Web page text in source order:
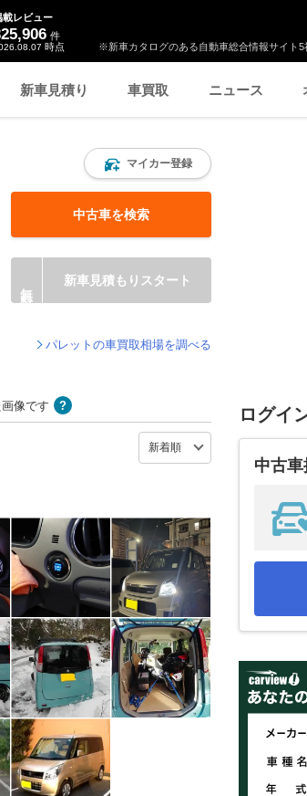
※新車カタログのある自動車総合情報サイト5
載レビュー
件
時点
新車見積り 車買取 ニュース
マイカー登録
中古車を検索
新車見積もりスタート
パレットの車買取相場を調べる
像です ログイ
中古